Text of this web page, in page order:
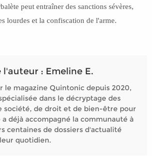
peut entraîner des sanctions sévères,
lourdes et la confiscation de l'arme.
l'auteur : Emeline E.
le magazine Quintonic depuis 2020,
dans le décryptage des
société, de droit et de bien-être pour
a déjà accompagné la communauté à
centaines de dossiers d'actualité
quotidien.